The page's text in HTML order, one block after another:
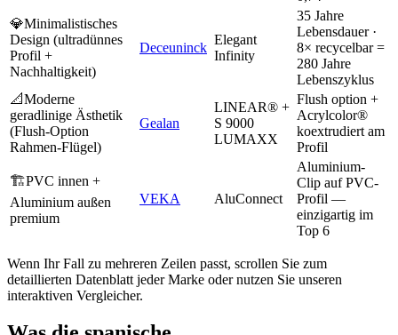
💎Minimalistisches
Design (ultradünnes
Profil +
Nachhaltigkeit)
Deceuninck
Elegant
Infinity
35 Jahre
Lebensdauer ·
8× recycelbar =
280 Jahre
Lebenszyklus
📐Moderne
geradlinige Ästhetik
(Flush-Option
Rahmen-Flügel)
Gealan
LINEAR® +
S 9000
LUMAXX
Flush option +
Acrylcolor®
koextrudiert am
Profil
🏗️PVC innen +
Aluminium außen
premium
VEKA AluConnect
Aluminium-
Clip auf PVC-
Profil —
einzigartig im
Top 6
Wenn Ihr Fall zu mehreren Zeilen passt, scrollen Sie zum
detaillierten Datenblatt jeder Marke oder nutzen Sie unseren
interaktiven Vergleicher.